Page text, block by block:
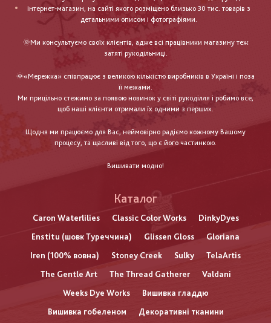
інтернет-магазин, на сайті якого розміщено близько 30 тис. товарів з
детальними описом і фотографіями.
🌞Ми консультуємо своїх клієнтів, адже всі працівники магазину теж
затяті рукодільниці.
🌞«Мережка» співпрацює з великою кількістю виробників в Україні і поза
її межами.
Ми прицільно стежимо за появою новинок у світі рукоділля і робимо все,
щоб наші клієнти отримали їх одними з перших.
Щодня ми працюємо для Вас, неймовірно радіємо кожному Вашому
процесу, та щасливі від того, що є його частинкою.
Вишивати модно!
Каталог
Caron Waterlilies Classic Color Works
DinkyDyes
Enstitu (шовк Туреччина)
Glissen Gloss
Gloriana
Iren (100% вовна)
Stoney Creek Sulky
TelaArtis
The Gentle Art
The Thread Gatherer
Valdani
Weeks Dye Works
Вишивка гладдю
Вишивка гобеленом
Декоративні тканини